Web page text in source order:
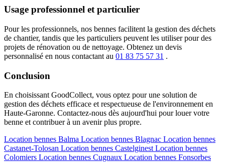
Usage professionnel et particulier
Pour les professionnels, nos bennes facilitent la gestion des déchets
de chantier, tandis que les particuliers peuvent les utiliser pour des
projets de rénovation ou de nettoyage. Obtenez un devis
personnalisé en nous contactant au 01 83 75 57 31 .
Conclusion
En choisissant GoodCollect, vous optez pour une solution de
gestion des déchets efficace et respectueuse de l'environnement en
Haute-Garonne. Contactez-nous dès aujourd'hui pour louer votre
benne et contribuer à un avenir plus propre.
Location bennes Balma Location bennes Blagnac Location bennes
Castanet-Tolosan Location bennes Castelginest Location bennes
Colomiers Location bennes Cugnaux Location bennes Fonsorbes